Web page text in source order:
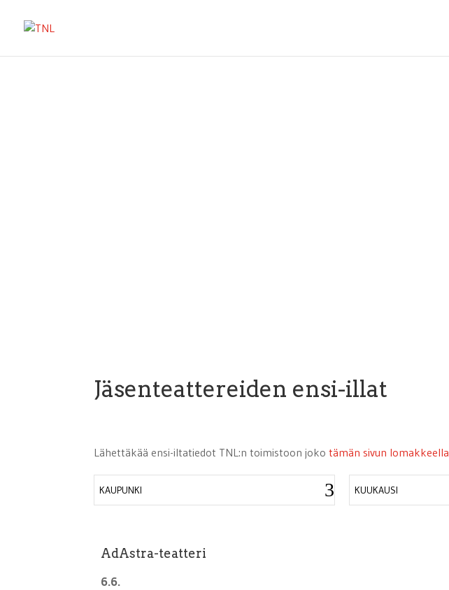
Jäsenteattereiden ensi-illat
Lähettäkää ensi-iltatiedot TNL:n toimistoon jokotämän sivun lomakkeella
KAUPUNKI KUUKAUSI
AdAstra-teatteri
6.6.